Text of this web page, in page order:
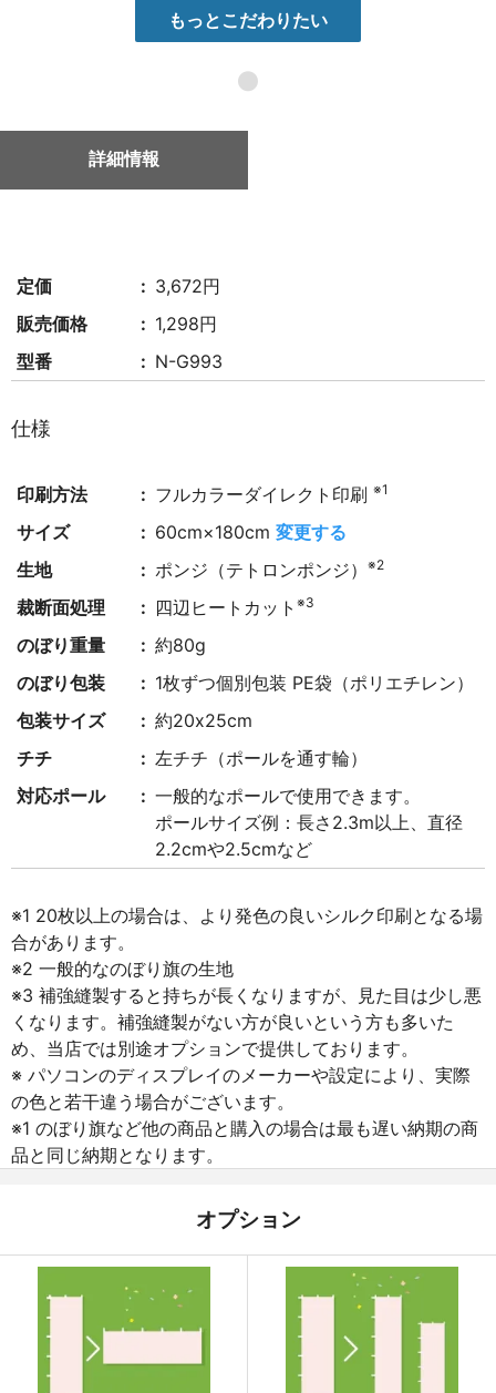
もっとこだわりたい
●
詳細情報
定価
3,672円
販売価格
1,298円
型番
N-G993
仕様
印刷方法 フルカラーダイレクト印刷※1
サイズ 60cm×180cm変更する
生地
ポンジ（テトロンポンジ）※2
裁断面処理 四辺ヒートカット※3
のぼり重量
約80g
のぼり包装
1枚ずつ個別包装 PE袋（ポリエチレン）
包装サイズ
約20x25cm
チチ
左チチ（ポールを通す輪）
対応ポール
一般的なポールで使用できます。
ポールサイズ例：長さ2.3m以上、直径
2.2cmや2.5cmなど
※1 20枚以上の場合は、より発色の良いシルク印刷となる場
合があります。
※2 一般的なのぼり旗の生地
※3 補強縫製すると持ちが長くなりますが、見た目は少し悪
くなります。補強縫製がない方が良いという方も多いた
め、当店では別途オプションで提供しております。
※ パソコンのディスプレイのメーカーや設定により、実際
の色と若干違う場合がございます。
※1 のぼり旗など他の商品と購入の場合は最も遅い納期の商
品と同じ納期となります。
オプション